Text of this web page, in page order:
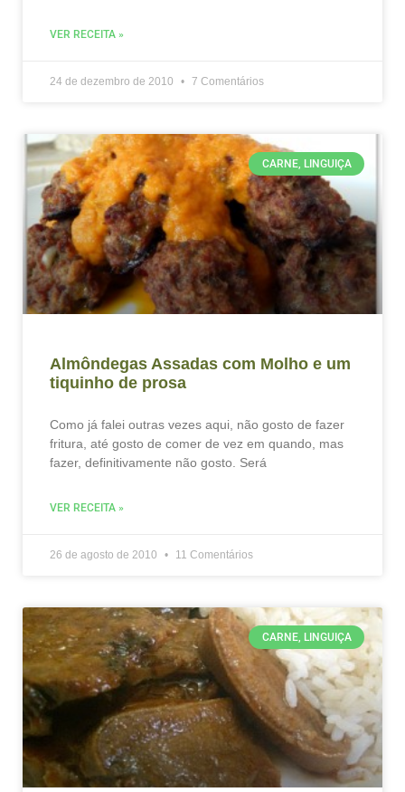
VER RECEITA »
24 de dezembro de 2010 7 Comentários
CARNE, LINGUIÇA
Almôndegas Assadas com Molho e um
tiquinho de prosa
Como já falei outras vezes aqui, não gosto de fazer
fritura, até gosto de comer de vez em quando, mas
fazer, definitivamente não gosto. Será
VER RECEITA »
26 de agosto de 2010 11 Comentários
CARNE, LINGUIÇA